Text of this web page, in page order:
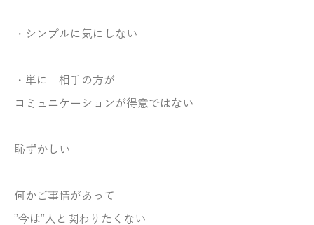
・シンプルに気にしない
・単に 相手の方が
コミュニケーションが得意ではない
恥ずかしい
何かご事情があって
”今は”人と関わりたくない